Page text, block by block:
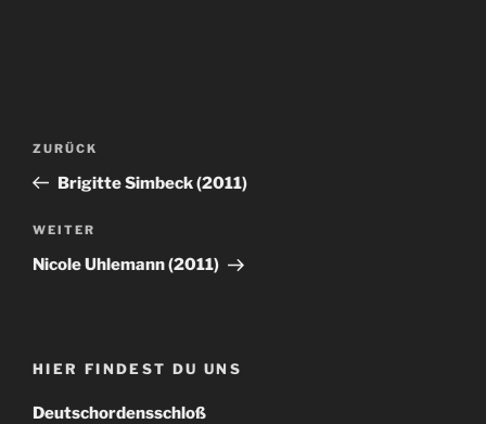
Beitragsnavigation
Vorheriger
Beitrag
ZURÜCK
Brigitte Simbeck (2011)
Nächster
Beitrag
WEITER
Nicole Uhlemann (2011)
HIER FINDEST DU UNS
Deutschordensschloß